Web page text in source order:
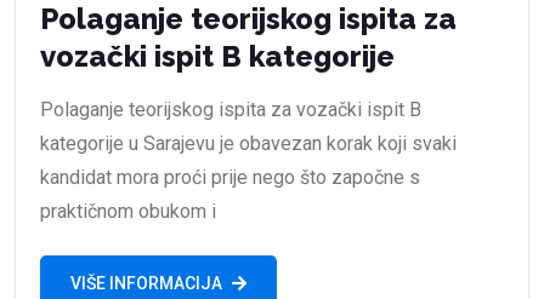
Polaganje teorijskog ispita za
vozački ispit B kategorije
Polaganje teorijskog ispita za vozački ispit B
kategorije u Sarajevu je obavezan korak koji svaki
kandidat mora proći prije nego što započne s
praktičnom obukom i
VIŠE INFORMACIJA